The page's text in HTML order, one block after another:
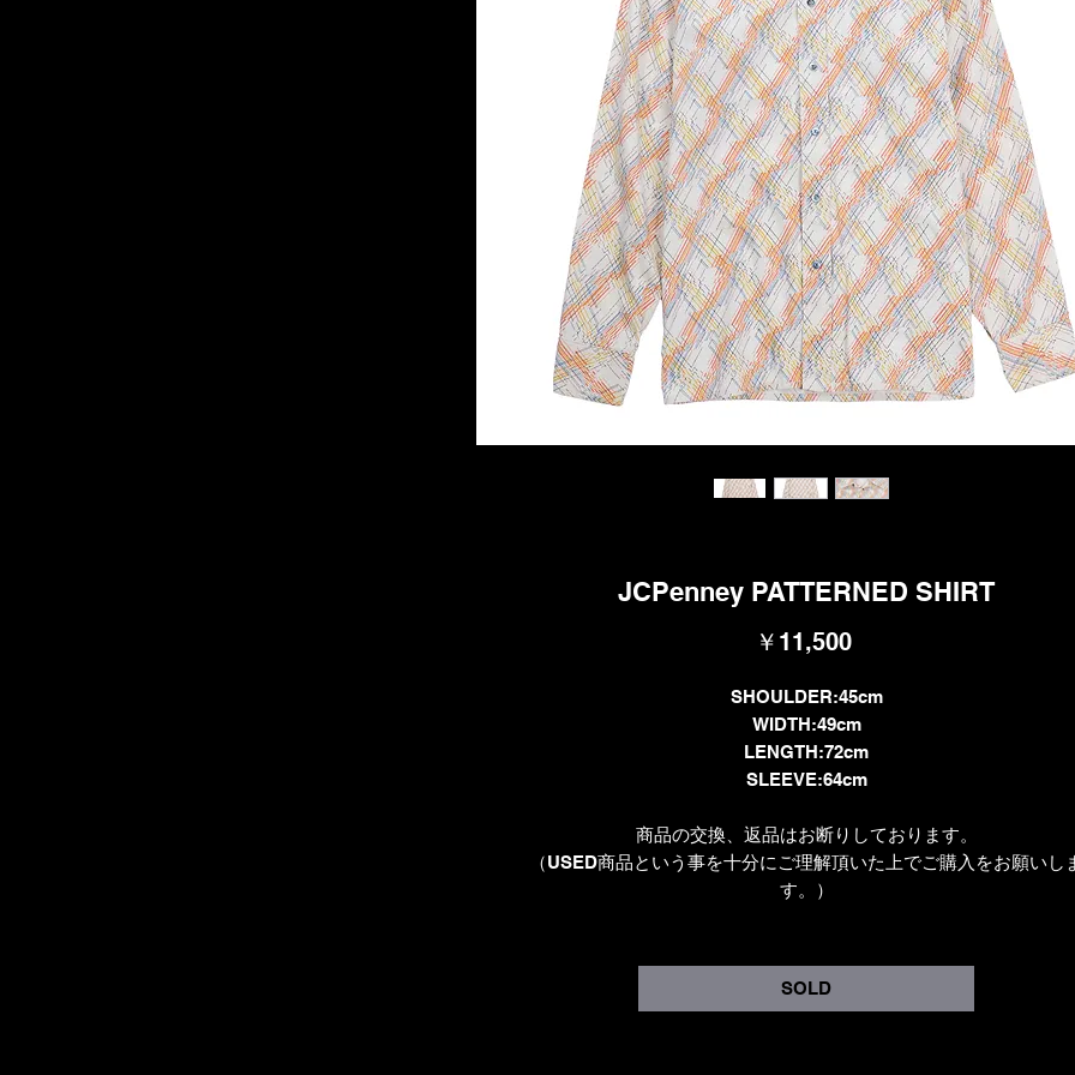
JCPenney PATTERNED SHIRT
￥11,500価
SHOULDER:45cm
WIDTH:49cm
LENGTH:72cm
SLEEVE:64cm
商品の交換、返品はお断りしております。
（USED商品という事を十分にご理解頂いた上でご購入をお願いし
す。）
SOLD